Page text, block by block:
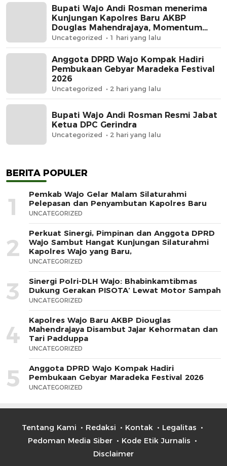
Bupati Wajo Andi Rosman menerima
Kunjungan Kapolres Baru AKBP
Douglas Mahendrajaya, Momentum
Memperkuat Sinergi
Uncategorized 1 hari yang lalu
Anggota DPRD Wajo Kompak Hadiri
Pembukaan Gebyar Maradeka Festival
2026
Uncategorized 2 hari yang lalu
Bupati Wajo Andi Rosman Resmi Jabat
Ketua DPC Gerindra
Uncategorized 2 hari yang lalu
BERITA POPULER
1
Pemkab Wajo Gelar Malam Silaturahmi
Pelepasan dan Penyambutan Kapolres Baru
UNCATEGORIZED
2
Perkuat Sinergi, Pimpinan dan Anggota DPRD
Wajo Sambut Hangat Kunjungan Silaturahmi
Kapolres Wajo yang Baru,
UNCATEGORIZED
3
Sinergi Polri-DLH Wajo: Bhabinkamtibmas
Dukung Gerakan PISOTA’ Lewat Motor Sampah
UNCATEGORIZED
4
Kapolres Wajo Baru AKBP Diouglas
Mahendrajaya Disambut Jajar Kehormatan dan
Tari Padduppa
UNCATEGORIZED
5
Anggota DPRD Wajo Kompak Hadiri
Pembukaan Gebyar Maradeka Festival 2026
UNCATEGORIZED
Tentang Kami Redaksi Kontak
Legalitas
Pedoman Media Siber
Kode Etik Jurnalis
Disclaimer